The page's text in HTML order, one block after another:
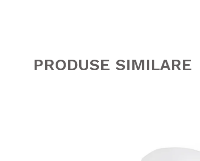
PRODUSE SIMILARE